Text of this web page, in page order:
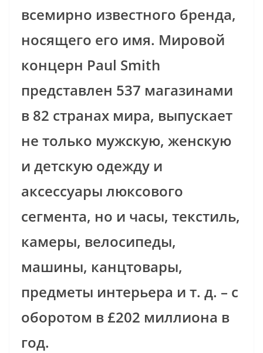
всемирно известного бренда,
носящего его имя. Мировой
концерн Paul Smith
представлен 537 магазинами
в 82 странах мира, выпускает
не только мужскую, женскую
и детскую одежду и
аксессуары люксового
сегмента, но и часы, текстиль,
камеры, велосипеды,
машины, канцтовары,
предметы интерьера и т. д. – с
оборотом в £202 миллиона в
год.